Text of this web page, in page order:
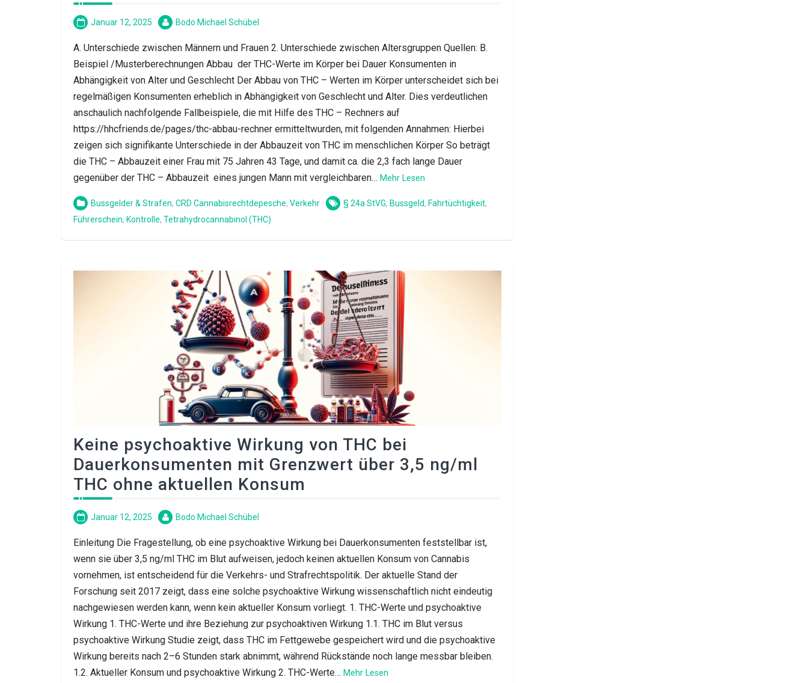
Januar 12, 2025 Bodo Michael Schübel
A. Unterschiede zwischen Männern und Frauen 2. Unterschiede zwischen Altersgruppen Quellen: B.
Beispiel /Musterberechnungen Abbau der THC-Werte im Körper bei Dauer Konsumenten in
Abhängigkeit von Alter und Geschlecht Der Abbau von THC – Werten im Körper unterscheidet sich bei
regelmäßigen Konsumenten erheblich in Abhängigkeit von Geschlecht und Alter. Dies verdeutlichen
anschaulich nachfolgende Fallbeispiele, die mit Hilfe des THC – Rechners auf
https://hhcfriends.de/pages/thc-abbau-rechner ermitteltwurden, mit folgenden Annahmen: Hierbei
zeigen sich signifikante Unterschiede in der Abbauzeit von THC im menschlichen Körper So beträgt
die THC – Abbauzeit einer Frau mit 75 Jahren 43 Tage, und damit ca. die 2,3 fach lange Dauer
gegenüber der THC – Abbauzeit eines jungen Mann mit vergleichbaren… Mehr Lesen
Bussgelder & Strafen, CRD Cannabisrechtdepesche, Verkehr § 24a StVG, Bussgeld, Fahrtüchtigkeit,
Führerschein, Kontrolle, Tetrahydrocannabinol (THC)
Keine psychoaktive Wirkung von THC bei
Dauerkonsumenten mit Grenzwert über 3,5 ng/ml
THC ohne aktuellen Konsum
Januar 12, 2025 Bodo Michael Schübel
Einleitung Die Fragestellung, ob eine psychoaktive Wirkung bei Dauerkonsumenten feststellbar ist,
wenn sie über 3,5 ng/ml THC im Blut aufweisen, jedoch keinen aktuellen Konsum von Cannabis
vornehmen, ist entscheidend für die Verkehrs- und Strafrechtspolitik. Der aktuelle Stand der
Forschung seit 2017 zeigt, dass eine solche psychoaktive Wirkung wissenschaftlich nicht eindeutig
nachgewiesen werden kann, wenn kein aktueller Konsum vorliegt. 1. THC-Werte und psychoaktive
Wirkung 1. THC-Werte und ihre Beziehung zur psychoaktiven Wirkung 1.1. THC im Blut versus
psychoaktive Wirkung Studie zeigt, dass THC im Fettgewebe gespeichert wird und die psychoaktive
Wirkung bereits nach 2–6 Stunden stark abnimmt, während Rückstände noch lange messbar bleiben.
1.2. Aktueller Konsum und psychoaktive Wirkung 2. THC-Werte… Mehr Lesen